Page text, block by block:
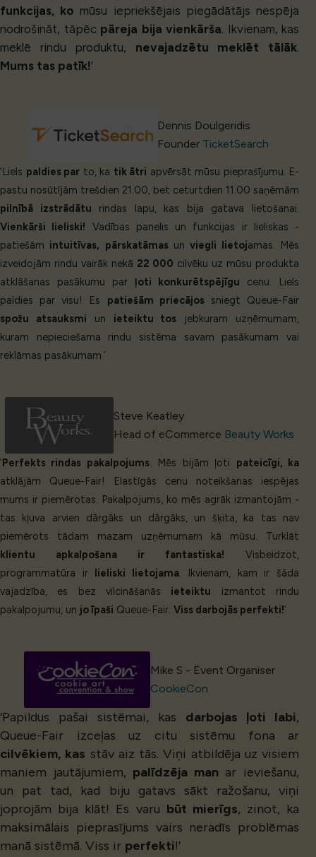
funkcijas, ko mūsu iepriekšējais piegādātājs nespēja
nodrošināt, tāpēc pāreja bija vienkārša. Ikvienam, kas
meklē rindu produktu, nevajadzētu meklēt tālāk.
Mums tas patīk!’
Dennis Doulgeridis
Founder TicketSearch
‘Liels paldies par to, ka tik ātri apvērsāt mūsu pieprasījumu. E-
pastu nosūtījām trešdien 21.00, bet ceturtdien 11.00 saņēmām
pilnībā izstrādātu rindas lapu, kas bija gatava lietošanai.
Vienkārši lieliski! Vadības panelis un funkcijas ir lieliskas -
patiešām intuitīvas, pārskatāmasunviegli lietojamas. Mēs
izveidojām rindu vairāk nekā 22 000 cilvēku uz mūsu produkta
atklāšanas pasākumu par ļoti konkurētspējīgu cenu. Liels
paldies par visu! Es patiešām priecājossniegt Queue-Fair
spožu atsauksmi un ieteiktu tos jebkuram uzņēmumam,
kuram nepieciešama rindu sistēma savam pasākumam vai
reklāmas pasākumam.’
Steve Keatley
Head of eCommerce Beauty Works
‘Perfekts rindas pakalpojums. Mēs bijām ļoti pateicīgi, ka
atklājām Queue-Fair! Elastīgās cenu noteikšanas iespējas
mums ir piemērotas. Pakalpojums, ko mēs agrāk izmantojām -
tas kļuva arvien dārgāks un dārgāks, un šķita, ka tas nav
piemērots tādam mazam uzņēmumam kā mūsu. Turklāt
klientu apkalpošana ir fantastiska! Visbeidzot,
programmatūra ir lieliski lietojama. Ikvienam, kam ir šāda
vajadzība, es bez vilcināšanās ieteiktu izmantot rindu
pakalpojumu, un jo īpaši Queue-Fair. Viss darbojās perfekti!’
Mike S - Event Organiser
CookieCon
‘Papildus pašai sistēmai, kas darbojas ļoti labi,
Queue-Fair izceļas uz citu sistēmu fona ar
cilvēkiem, kas stāv aiz tās. Viņi atbildēja uz visiem
maniem jautājumiem, palīdzēja manar ieviešanu,
un pat tad, kad biju gatavs sākt ražošanu, viņi
joprojām bija klāt! Es varu būt mierīgs, zinot, ka
maksimālais pieprasījums vairs neradīs problēmas
manā sistēmā. Viss ir perfekti!’